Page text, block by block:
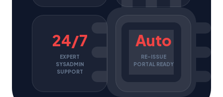
24/7
EXPERT
SYSADMIN
SUPPORT
Auto
RE-ISSUE
PORTAL READY